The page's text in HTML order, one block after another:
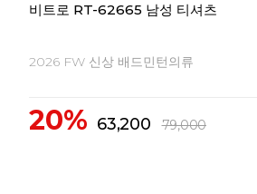
비트로 PZRT-62674 남성 티셔츠
2026 FW 신상 배드민턴의류
20% 63,200 79,000